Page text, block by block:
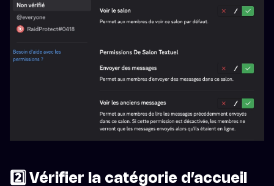
2️⃣ Vérifier la catégorie d’accueil